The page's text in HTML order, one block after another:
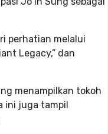
perhatian melalui
Legacy,” dan
menampilkan tokoh
ini juga tampil